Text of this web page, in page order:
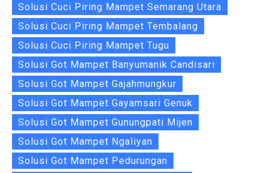
Solusi Cuci Piring Mampet Semarang Utara
Solusi Cuci Piring Mampet Tembalang
Solusi Cuci Piring Mampet Tugu
Solusi Got Mampet Banyumanik Candisari
Solusi Got Mampet Gajahmungkur
Solusi Got Mampet Gayamsari Genuk
Solusi Got Mampet Gunungpati Mijen
Solusi Got Mampet Ngaliyan
Solusi Got Mampet Pedurungan